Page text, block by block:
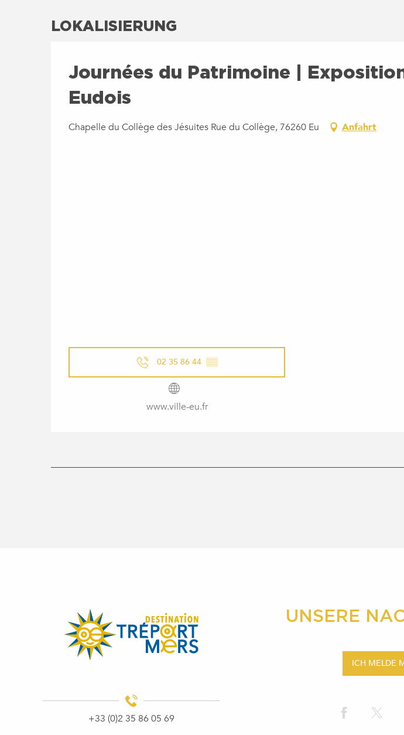
LOKALISIERUNG
Journées du Patrimoine |
Eudois
Chapelle du Collège des Jésuites Rue du Collège, 76260 Eu Anfahrt
02 35 86 44 ▒▒
www.ville-eu.fr
+33 (0)2 35 86 05 69
UNSERE
ICH MELDE